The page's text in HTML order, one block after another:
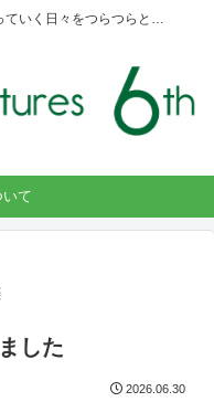
ていく日々をつらつらと…
て
した
2026.06.30